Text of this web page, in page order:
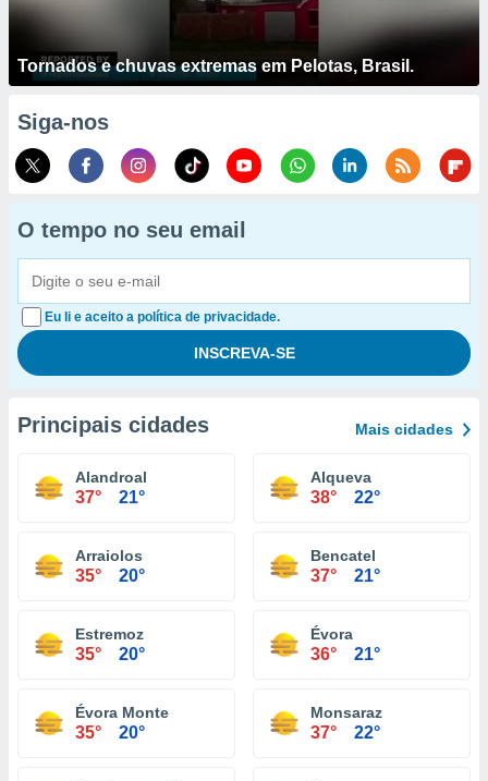
Tornados e chuvas extremas em Pelotas, Brasil.
Siga-nos
O tempo no seu email
Eu li e aceito a política de privacidade.
Principais cidades Mais cidades
Alandroal
37° 21°
Alqueva
38° 22°
Arraiolos
35° 20°
Bencatel
37° 21°
Estremoz
35° 20°
Évora
36° 21°
Évora Monte
35° 20°
Monsaraz
37° 22°